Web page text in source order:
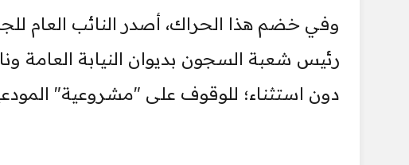
وفي خضم هذا الحراك، أصدر النائب العام
رئيس شعبة السجون بديوان النيابة العامة
دون استثناء؛ للوقوف على "مشروعية"